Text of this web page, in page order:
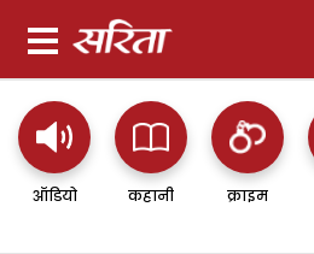
ऑडियो कहानी क्राइम